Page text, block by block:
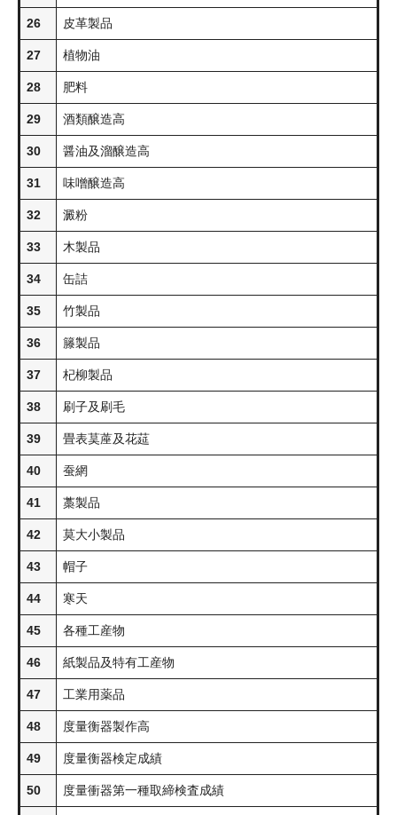
26 皮革製品
27 植物油
28 肥料
29 酒類醸造高
30 醤油及溜醸造高
31 味噌醸造高
32 澱粉
33 木製品
34 缶詰
35 竹製品
36 籐製品
37 杞柳製品
38 刷子及刷毛
39 畳表茣蓙及花莚
40 蚕網
41 藁製品
42 莫大小製品
43 帽子
44 寒天
45 各種工産物
46 紙製品及特有工産物
47 工業用薬品
48 度量衡器製作高
49 度量衡器検定成績
50 度量衝器第一種取締検査成績